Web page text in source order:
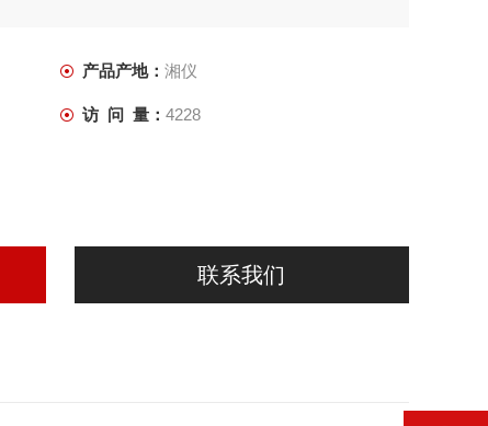
产品产地： 湘仪
访 问 量： 4228
联系我们